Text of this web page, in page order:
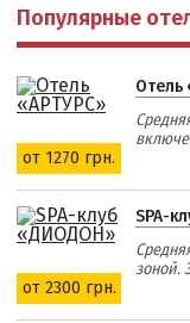
Популярные
от 1270 грн.
Отель
от 2300 грн.
SPA-
зоной.